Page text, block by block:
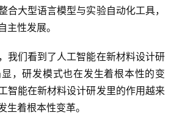
合大型语言模型与实验自动化工具，
主性发展。
我们看到了人工智能在新材料设计研
，研发模式也在发生着根本性的变
智能在新材料设计研发里的作用越来
生着根本性变革。